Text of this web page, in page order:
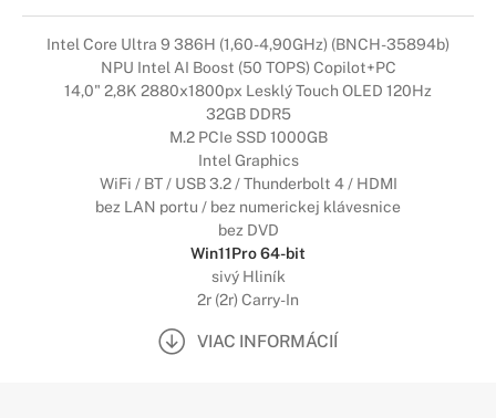
Intel Core Ultra 9 386H (1,60-4,90GHz) (BNCH-35894b)
NPU Intel AI Boost (50 TOPS) Copilot+PC
14,0" 2,8K 2880x1800px Lesklý Touch OLED 120Hz
32GB DDR5
M.2 PCIe SSD 1000GB
Intel Graphics
WiFi / BT / USB 3.2 / Thunderbolt 4 / HDMI
bez LAN portu / bez numerickej klávesnice
bez DVD
Win11Pro 64-bit
sivý Hliník
2r (2r) Carry-In
VIAC INFORMÁCIÍ